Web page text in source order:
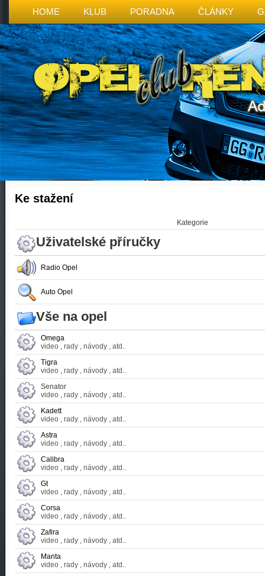
HOME KLUB PORADNA ČLÁNKY
Ke stažení
Kategorie
Uživatelské příručky
Radio Opel
Auto Opel
Vše na opel
Omega
video , rady , návody , atd..
Tigra
video , rady , návody , atd..
Senator
video , rady , návody , atd..
Kadett
video , rady , návody , atd..
Astra
video , rady , návody , atd..
Calibra
video , rady , návody , atd..
Gt
video , rady , návody , atd..
Corsa
video , rady , návody , atd..
Zafira
video , rady , návody , atd..
Manta
video , rady , návody , atd..